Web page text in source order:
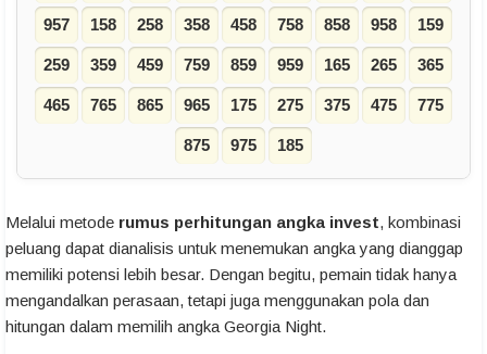
957 158 258 358 458 758 858 958 159
259 359 459 759 859 959 165 265 365
465 765 865 965 175 275 375 475 775
875 975 185
Melalui metode rumus perhitungan angka invest, kombinasi
peluang dapat dianalisis untuk menemukan angka yang dianggap
memiliki potensi lebih besar. Dengan begitu, pemain tidak hanya
mengandalkan perasaan, tetapi juga menggunakan pola dan
hitungan dalam memilih angka Georgia Night.